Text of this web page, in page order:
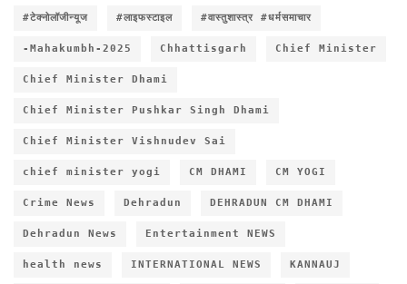
#टेक्नोलॉजीन्यूज #लाइफस्टाइल #वास्तुशास्त्र #धर्मसमाचार
-Mahakumbh-2025 Chhattisgarh Chief Minister
Chief Minister Dhami
Chief Minister Pushkar Singh Dhami
Chief Minister Vishnudev Sai
chief minister yogi CM DHAMI CM YOGI
Crime News Dehradun DEHRADUN CM DHAMI
Dehradun News Entertainment NEWS
health news INTERNATIONAL NEWS KANNAUJ